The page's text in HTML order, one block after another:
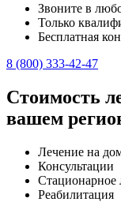
Звоните в
Только
Бесплатная
8 (800) 333-42-47
Стоимость
вашем
Лечение на
Консультации
Стационарное
Реабилитация